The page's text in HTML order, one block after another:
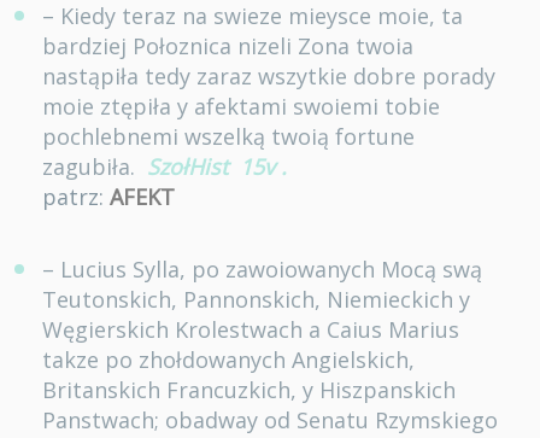
– Kiedy teraz na swieze mieysce moie, ta
bardziej Połoznica nizeli Zona twoia
nastąpiła tedy zaraz wszytkie dobre porady
moie ztępiła y afektami swoiemi tobie
pochlebnemi wszelką twoią fortune
zagubiła. SzołHist 15v .
patrz: AFEKT
– Lucius Sylla, po zawoiowanych Mocą swą
Teutonskich, Pannonskich, Niemieckich y
Węgierskich Krolestwach a Caius Marius
takze po zhołdowanych Angielskich,
Britanskich Francuzkich, y Hiszpanskich
Panstwach; obadway od Senatu Rzymskiego